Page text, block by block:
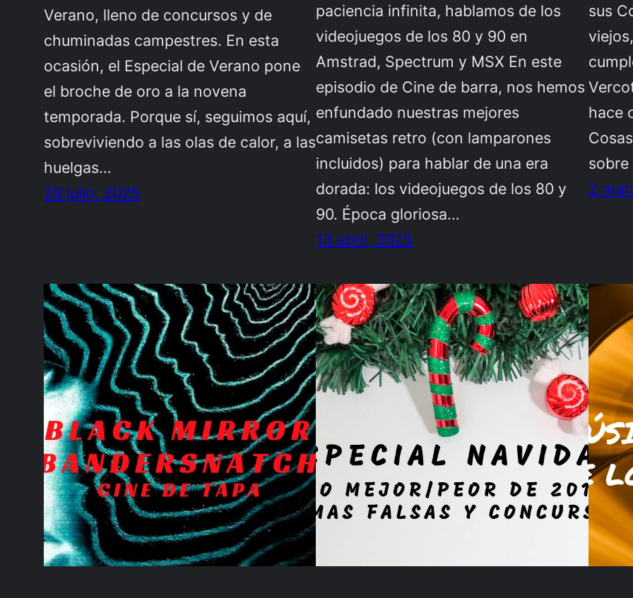
Verano, lleno de concursos y de
chuminadas campestres. En esta
ocasión, el Especial de Verano pone
el broche de oro a la novena
temporada. Porque sí, seguimos aquí,
sobreviviendo a las olas de calor, a las
huelgas…
28 julio, 2025
paciencia infinita, hablamos de los
videojuegos de los 80 y 90 en
Amstrad, Spectrum y MSX En este
episodio de Cine de barra, nos hemos
enfundado nuestras mejores
camisetas retro (con lamparones
incluidos) para hablar de una era
dorada: los videojuegos de los 80 y
90. Época gloriosa…
13 abril, 2025
sus
hace
sobre
2